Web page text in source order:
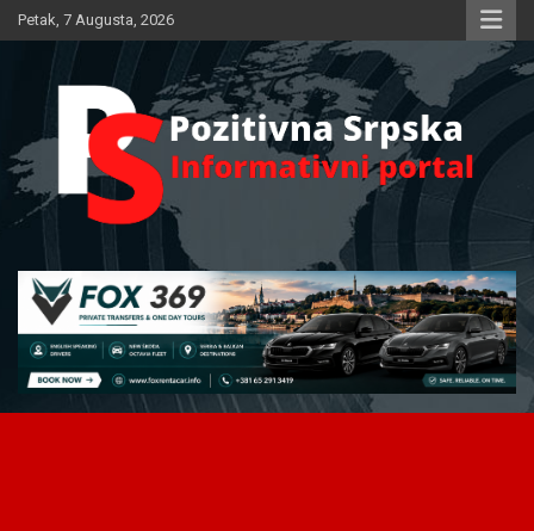
Skip
to
Petak, 7 Augusta, 2026
Pozitivna Srpska